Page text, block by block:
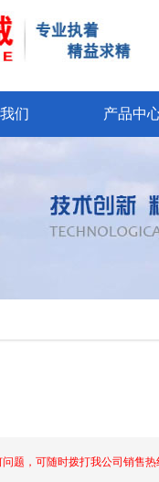
们 产品中
题，可随时拨打我公司销售